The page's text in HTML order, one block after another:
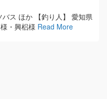
バス ほか 【釣り人】 愛知県
・興梠様 Read More